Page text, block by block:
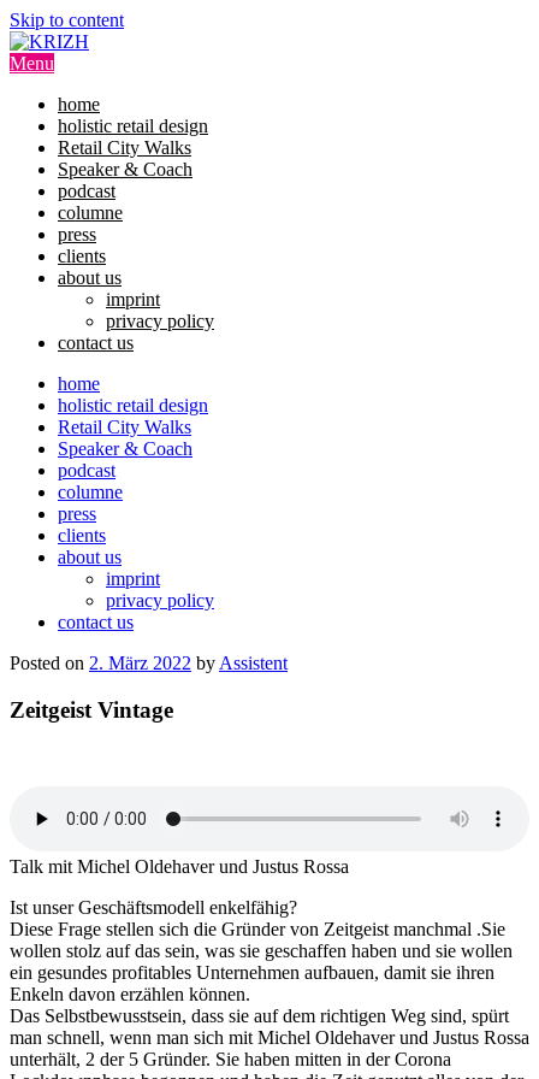
Skip to content
Menu
home
holistic retail design
Retail City Walks
Speaker & Coach
podcast
columne
press
clients
about us
imprint
privacy policy
contact us
home
holistic retail design
Retail City Walks
Speaker & Coach
podcast
columne
press
clients
about us
imprint
privacy policy
contact us
Posted on 2. März 2022 by Assistent
Zeitgeist Vintage
Talk mit Michel Oldehaver und Justus Rossa
Ist unser Geschäftsmodell enkelfähig?
Diese Frage stellen sich die Gründer von Zeitgeist manchmal .Sie
wollen stolz auf das sein, was sie geschaffen haben und sie wollen
ein gesundes profitables Unternehmen aufbauen, damit sie ihren
Enkeln davon erzählen können.
Das Selbstbewusstsein, dass sie auf dem richtigen Weg sind, spürt
man schnell, wenn man sich mit Michel Oldehaver und Justus Rossa
unterhält, 2 der 5 Gründer. Sie haben mitten in der Corona